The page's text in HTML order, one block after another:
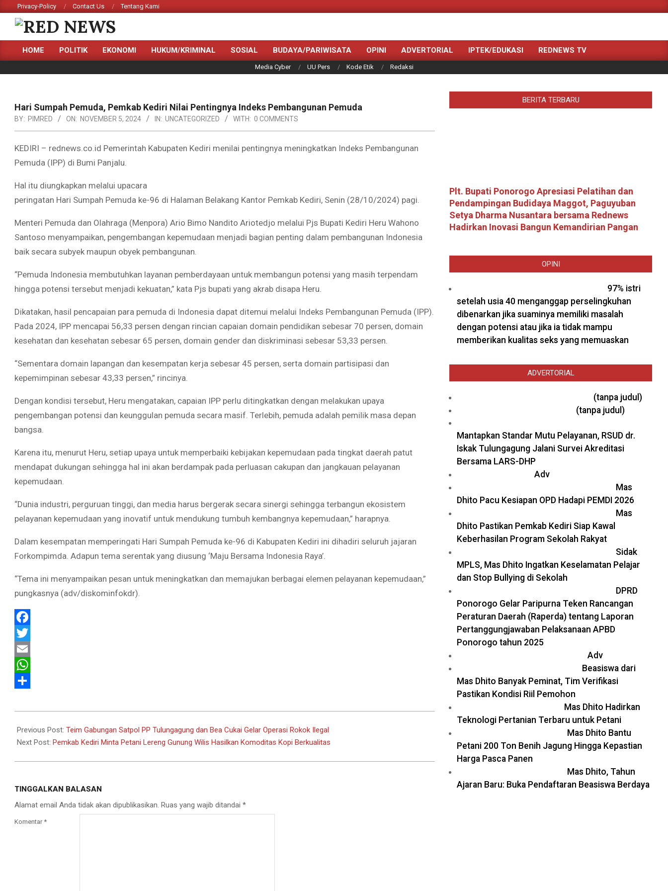
content
Privacy-Policy Contact Us Tentang Kami
RED
NEWS
Primary
HOME POLITIK EKONOMI HUKUM/KRIMINAL SOSIAL BUDAYA/PARIWISATA OPINI ADVERTORIAL IPTEK/EDUKASI REDNEWS TV
Media Cyber UU Pers Kode Etik Redaksi
Hari Sumpah Pemuda, Pemkab Kediri Nilai Pentingnya Indeks Pembangunan Pemuda
BY: PIMRED ON: NOVEMBER 5, 2024 IN: UNCATEGORIZED WITH: 0 COMMENTS
KEDIRI – rednews.co.id Pemerintah Kabupaten Kediri menilai pentingnya meningkatkan Indeks Pembangunan
Pemuda (IPP) di Bumi Panjalu.
Hal itu diungkapkan melalui upacara
peringatan Hari Sumpah Pemuda ke-96 di Halaman Belakang Kantor Pemkab Kediri, Senin (28/10/2024) pagi.
Menteri Pemuda dan Olahraga (Menpora) Ario Bimo Nandito Ariotedjo melalui Pjs Bupati Kediri Heru Wahono
Santoso menyampaikan, pengembangan kepemudaan menjadi bagian penting dalam pembangunan Indonesia
baik secara subyek maupun obyek pembangunan.
“Pemuda Indonesia membutuhkan layanan pemberdayaan untuk membangun potensi yang masih terpendam
hingga potensi tersebut menjadi kekuatan,” kata Pjs bupati yang akrab disapa Heru.
Dikatakan, hasil pencapaian para pemuda di Indonesia dapat ditemui melalui Indeks Pembangunan Pemuda (IPP).
Pada 2024, IPP mencapai 56,33 persen dengan rincian capaian domain pendidikan sebesar 70 persen, domain
kesehatan dan kesehatan sebesar 65 persen, domain gender dan diskriminasi sebesar 53,33 persen.
“Sementara domain lapangan dan kesempatan kerja sebesar 45 persen, serta domain partisipasi dan
kepemimpinan sebesar 43,33 persen,” rincinya.
Dengan kondisi tersebut, Heru mengatakan, capaian IPP perlu ditingkatkan dengan melakukan upaya
pengembangan potensi dan keunggulan pemuda secara masif. Terlebih, pemuda adalah pemilik masa depan
bangsa.
Karena itu, menurut Heru, setiap upaya untuk memperbaiki kebijakan kepemudaan pada tingkat daerah patut
mendapat dukungan sehingga hal ini akan berdampak pada perluasan cakupan dan jangkauan pelayanan
kepemudaan.
“Dunia industri, perguruan tinggi, dan media harus bergerak secara sinergi sehingga terbangun ekosistem
pelayanan kepemudaan yang inovatif untuk mendukung tumbuh kembangnya kepemudaan,” harapnya.
Dalam kesempatan memperingati Hari Sumpah Pemuda ke-96 di Kabupaten Kediri ini dihadiri seluruh jajaran
Forkompimda. Adapun tema serentak yang diusung ‘Maju Bersama Indonesia Raya’.
“Tema ini menyampaikan pesan untuk meningkatkan dan memajukan berbagai elemen pelayanan kepemudaan,”
pungkasnya (adv/diskominfokdr).
Facebook
Twitter
Email
WhatsApp
11-
05
Previous Post: Teim Gabungan Satpol PP Tulungagung dan Bea Cukai Gelar Operasi Rokok Ilegal
Next Post: Pemkab Kediri Minta Petani Lereng Gunung Wilis Hasilkan Komoditas Kopi Berkualitas
TINGGALKAN BALASAN
Alamat email Anda tidak akan dipublikasikan. Ruas yang wajib ditandai *
Komentar *
BERITA TERBARU
Plt. Bupati Ponorogo Apresiasi Pelatihan dan
Pendampingan Budidaya Maggot, Paguyuban
Setya Dharma Nusantara bersama Rednews
Hadirkan Inovasi Bangun Kemandirian Pangan
OPINI
97% istri
setelah usia 40 menganggap perselingkuhan
dibenarkan jika suaminya memiliki masalah
dengan potensi atau jika ia tidak mampu
memberikan kualitas seks yang memuaskan
ADVERTORIAL
(tanpa judul)
(tanpa judul)
Mantapkan Standar Mutu Pelayanan, RSUD dr.
Iskak Tulungagung Jalani Survei Akreditasi
Bersama LARS-DHP
Adv
Mas
Dhito Pacu Kesiapan OPD Hadapi PEMDI 2026
Mas
Dhito Pastikan Pemkab Kediri Siap Kawal
Keberhasilan Program Sekolah Rakyat
Sidak
MPLS, Mas Dhito Ingatkan Keselamatan Pelajar
dan Stop Bullying di Sekolah
DPRD
Ponorogo Gelar Paripurna Teken Rancangan
Peraturan Daerah (Raperda) tentang Laporan
Pertanggungjawaban Pelaksanaan APBD
Ponorogo tahun 2025
Adv
Beasiswa dari
Mas Dhito Banyak Peminat, Tim Verifikasi
Pastikan Kondisi Riil Pemohon
Mas Dhito Hadirkan
Teknologi Pertanian Terbaru untuk Petani
Mas Dhito Bantu
Petani 200 Ton Benih Jagung Hingga Kepastian
Harga Pasca Panen
Mas Dhito, Tahun
Ajaran Baru: Buka Pendaftaran Beasiswa Berdaya